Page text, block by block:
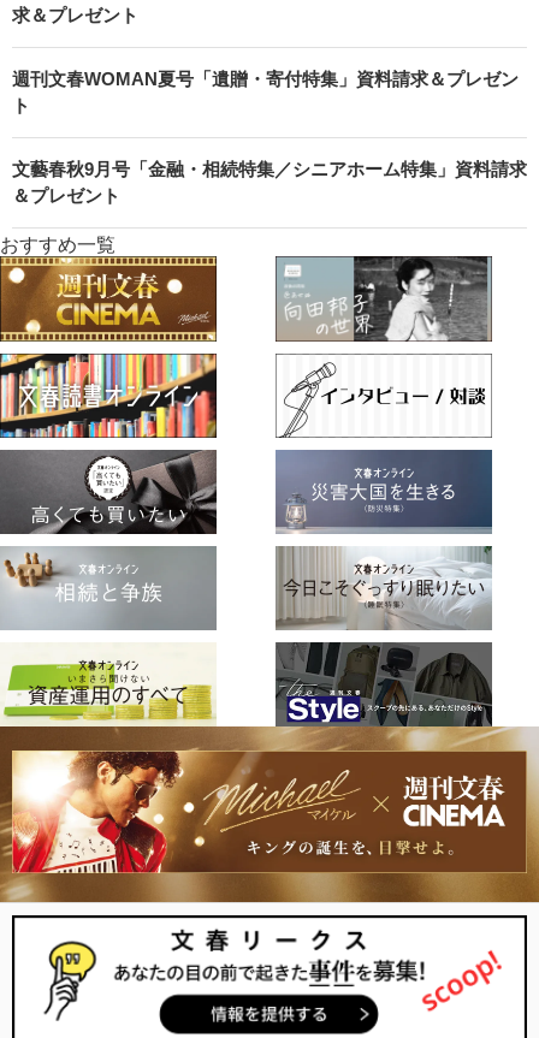
求＆プレゼント
週刊文春WOMAN夏号「遺贈・寄付特集」資料請求＆プレゼン
ト
文藝春秋9月号「金融・相続特集／シニアホーム特集」資料請求
＆プレゼント
おすすめ一覧